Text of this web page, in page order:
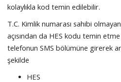
kolaylıkla kod temin edilebilir.
T.C. Kimlik numarası sahibi
açısından da HES kodu temin
telefonun SMS bölümüne girerek
şekilde
HES